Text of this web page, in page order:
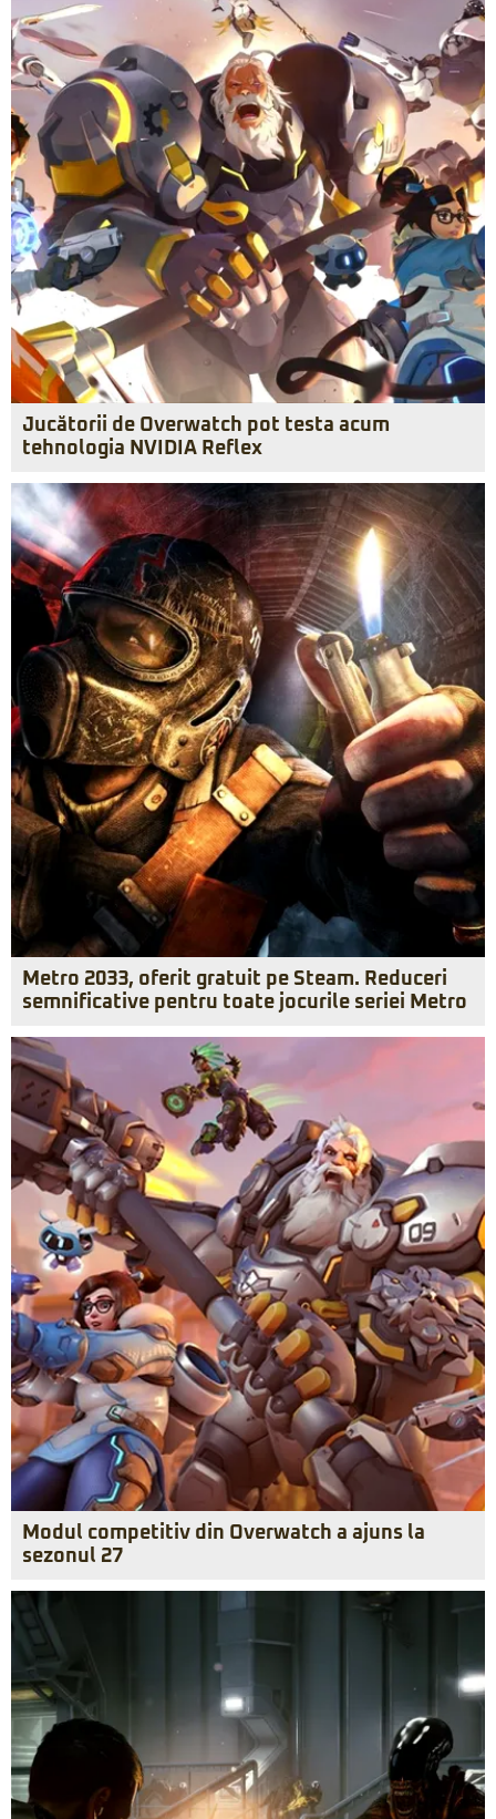
Jucătorii de Overwatch pot testa acum
tehnologia NVIDIA Reflex
Metro 2033, oferit gratuit pe Steam. Reduceri
semnificative pentru toate jocurile seriei Metro
Modul competitiv din Overwatch a ajuns la
sezonul 27